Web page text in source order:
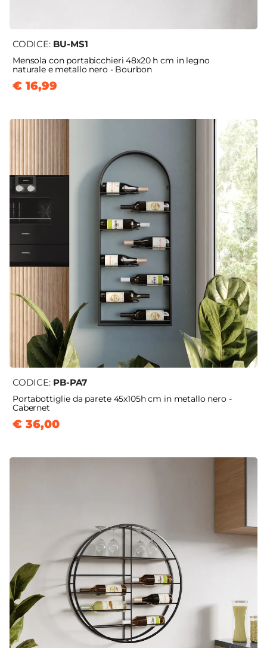
CODICE: BU-MS1
Mensola con portabicchieri 48x20 h cm in legno
naturale e metallo nero - Bourbon
€ 16,99
CODICE: PB-PA7
Portabottiglie da parete 45x105h cm in metallo nero -
Cabernet
€ 36,00